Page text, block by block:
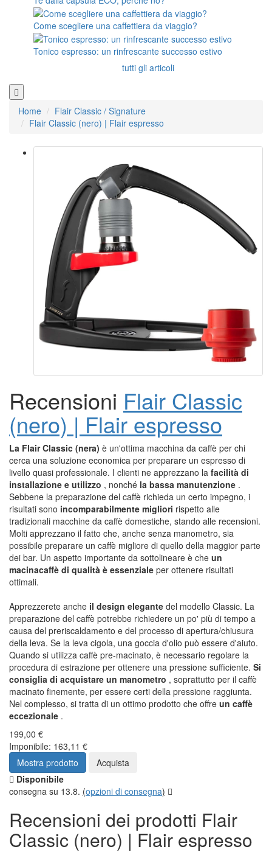
Come scegliere una caffettiera da viaggio?
Tonico espresso: un rinfrescante successo estivo
tutti gli articoli
Home
Flair Classic / Signature
Flair Classic (nero) | Flair espresso
Recensioni Flair Classic
(nero) | Flair espresso
La Flair Classic (nera) è un'ottima macchina da caffè per chi
cerca una soluzione economica per preparare un espresso di
livello quasi professionale. I clienti ne apprezzano la facilità di
installazione e utilizzo , nonché la bassa manutenzione .
Sebbene la preparazione del caffè richieda un certo impegno, i
risultati sono incomparabilmente migliori rispetto alle
tradizionali macchine da caffè domestiche, stando alle recensioni.
Molti apprezzano il fatto che, anche senza manometro, sia
possibile preparare un caffè migliore di quello della maggior parte
dei bar. Un aspetto importante da sottolineare è che un
macinacaffè di qualità è essenziale per ottenere risultati
ottimali.
Apprezzerete anche il design elegante del modello Classic. La
preparazione del caffè potrebbe richiedere un po' più di tempo a
causa del preriscaldamento e del processo di apertura/chiusura
della leva. Se la leva cigola, una goccia d'olio può essere d'aiuto.
Quando si utilizza caffè pre-macinato, è necessario regolare la
procedura di estrazione per ottenere una pressione sufficiente. Si
consiglia di acquistare un manometro , soprattutto per il caffè
macinato finemente, per essere certi della pressione raggiunta.
Nel complesso, si tratta di un ottimo prodotto che offre un caffè
eccezionale .
199,00 €
Imponibile: 163,11 €
Mostra prodotto
Acquista
Disponibile
consegna su 13.8. (opzioni di consegna)
Recensioni dei prodotti Flair
Classic (nero) | Flair espresso